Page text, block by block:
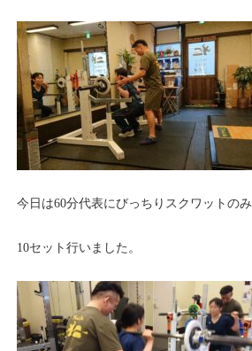
今日は60分代表にびっちりスクワットのみ
10セット行いました。